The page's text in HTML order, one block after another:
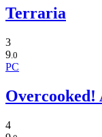
Terraria
3
9 .0
PC
Overcooked!
4